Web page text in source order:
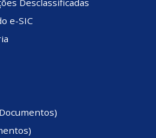
Desclassificadas
e-SIC